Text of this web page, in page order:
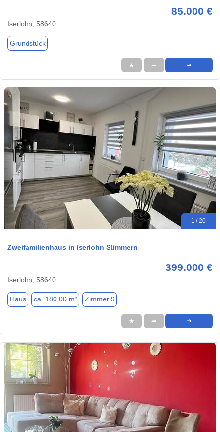
85.000 €
Iserlohn, 58640
Grundstück
★ ➦ ➜
1 / 20
Zweifamilienhaus in Iserlohn Sümmern
399.000 €
Iserlohn, 58640
Haus ca. 180,00 m² Zimmer 9
★ ➦ ➜